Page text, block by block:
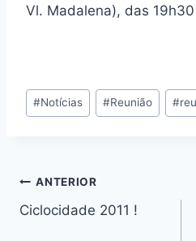
Vl. Madalena), das
Tags
do
#Notícias #Reunião #
Navegação
de
ANTERIOR
Ciclocidade 2011 !